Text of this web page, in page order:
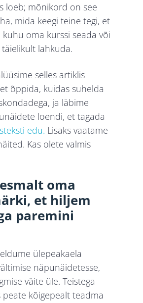
loeb; mõnikord on see
mida keegi teine tegi, et
kuhu oma kurssi seada või
lahkuda.
selles artiklis
õppida, kuidas suhelda
ja läbime
loendi, et tagada
edu. Lisaks vaatame
Kas olete valmis
oma
et hiljem
paremini
ülepeakaela
näpunäidetesse,
väite üle. Teistega
peate kõigepealt teadma